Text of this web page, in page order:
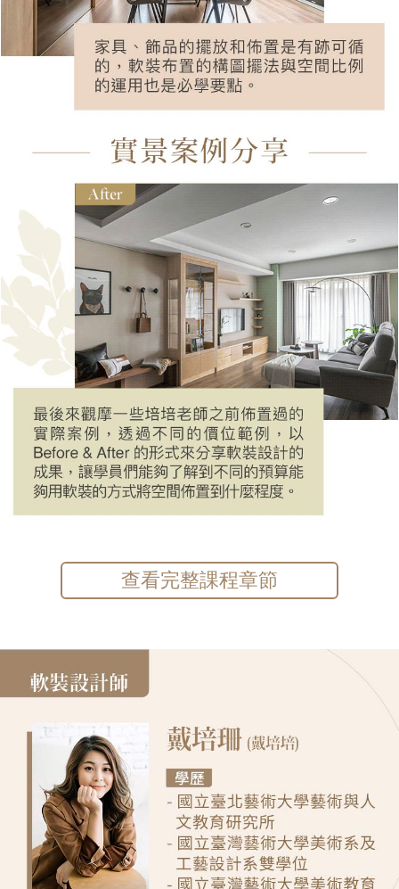
查看完整課程章節